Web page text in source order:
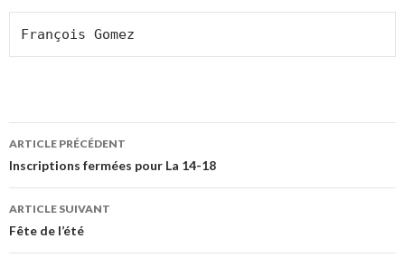
François Gomez
Navigation
des
articles
ARTICLE PRÉCÉDENT
Inscriptions fermées pour La 14-18
ARTICLE SUIVANT
Fête de l’été